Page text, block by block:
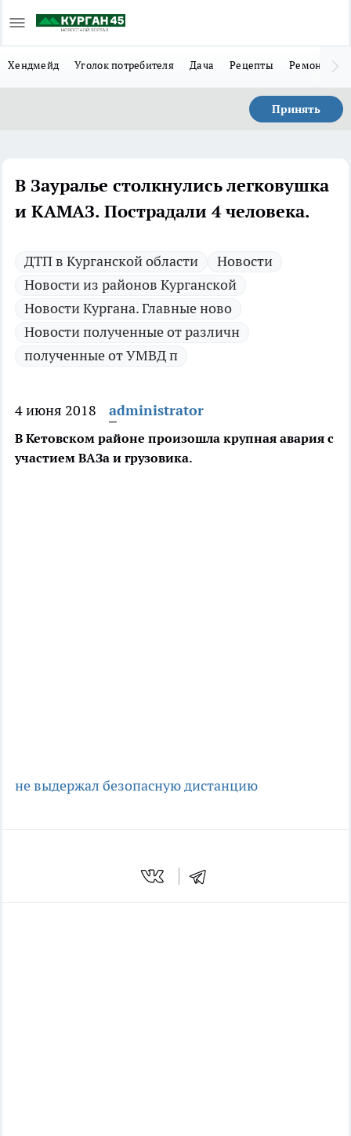
Хендмейд Уголок потребителя Дача Рецепты Ремонт
Принять
В Зауралье столкнулись легковушка
и КАМАЗ. Пострадали 4 человека.
ДТП в Курганской области
Новости
Новости из районов Курганской
Новости Кургана. Главные ново
Новости полученные от различн
полученные от УМВД п
4 июня 2018 administrator
В Кетовском районе произошла крупная авария с
участием ВАЗа и грузовика.
не выдержал безопасную дистанцию